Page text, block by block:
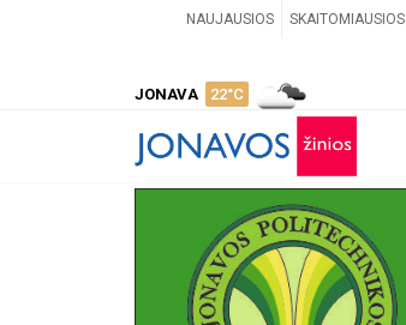
NAUJAUSIOS SKAITOMIAUSIOS
JONAVA 22°C